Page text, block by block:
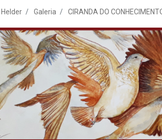
DA
Galeria CIRANDA DO